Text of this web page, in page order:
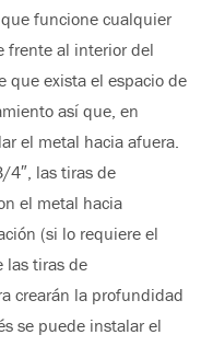
funcione cualquier
frente al interior del
que exista el espacio de
así que, en
el metal hacia afuera.
4″, las tiras de
el metal hacia
(si lo requiere el
las tiras de
crearán la profundidad
se puede instalar el